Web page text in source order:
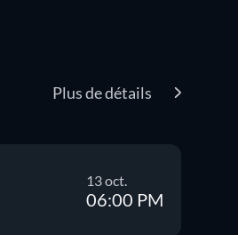
Plus de détails
13 oct.
06:00 PM